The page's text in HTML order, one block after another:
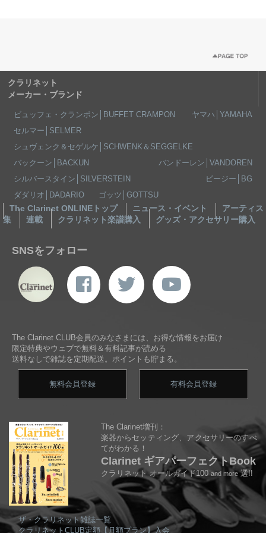
クラリネット
メーカー・ブランド
ビュッフェ・クランポン│BUFFET CRAMPON
ヤマハ│YAMAHA
セルマー│SELMER
シュヴェンク＆セゲルケ│SCHWENK＆SEGGELKE
バックーン│BACKUN
バンドーレン│VANDOREN
シルバースタイン│SILVERSTEIN
ビージー│BG
ダダリオ│DADARIO
ゴッツ│GOTTSU
The Clarinet ONLINEトップ ニュース・イベント
アーティ
集
連載 クラリネット楽譜購入 グッズ・アクセサリー購入
SNSをフォロー
The Clarinet CLUB会員のみなさまには、お得な情報をお届け
限定特典やウェブで無料＆有料記事が読める
送料なしで雑誌を定期配送。ポイントも貯まる。
無料会員登録 有料会員登録
The Clarinet増刊：
楽器からセッティング、アクセサリーのすべ
てがわかる！
Clarinet ギアパーフェクトBook
クラリネット オールガイド100 and more選!!
ザ・クラリネット雑誌一覧
クラリネットCLUB定額【月額プラン】入会